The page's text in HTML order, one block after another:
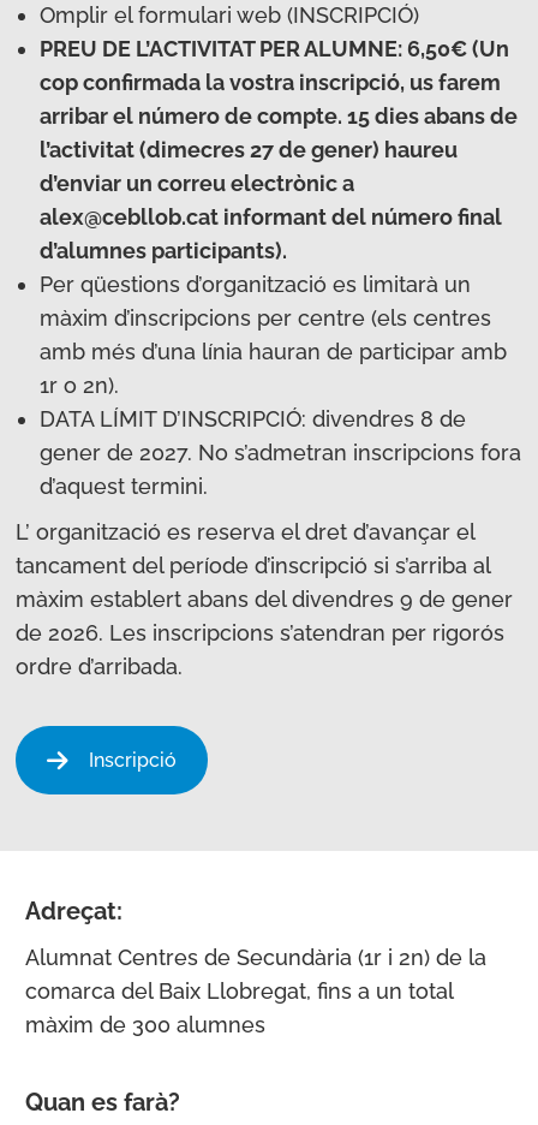
Omplir el formulari web (INSCRIPCIÓ)
PREU DE L’ACTIVITAT PER ALUMNE: 6,50€ (Un
cop confirmada la vostra inscripció, us farem
arribar el número de compte. 15 dies abans de
l’activitat (dimecres 27 de gener) haureu
d’enviar un correu electrònic a
alex@cebllob.cat informant del número final
d’alumnes participants).
Per qüestions d’organització es limitarà un
màxim d’inscripcions per centre (els centres
amb més d’una línia hauran de participar amb
1r o 2n).
DATA LÍMIT D’INSCRIPCIÓ: divendres 8 de
gener de 2027. No s’admetran inscripcions fora
d’aquest termini.
L’ organització es reserva el dret d’avançar el
tancament del període d’inscripció si s’arriba al
màxim establert abans del divendres 9 de gener
de 2026. Les inscripcions s’atendran per rigorós
ordre d’arribada.
Inscripció
Adreçat:
Alumnat Centres de Secundària (1r i 2n) de la
comarca del Baix Llobregat, fins a un total
màxim de 300 alumnes
Quan es farà?